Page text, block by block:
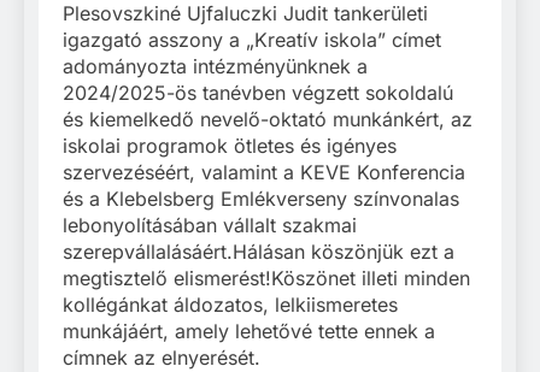
Plesovszkiné Ujfaluczki Judit tankerületi
igazgató asszony a „Kreatív iskola” címet
adományozta intézményünknek a
2024/2025-ös tanévben végzett sokoldalú
és kiemelkedő nevelő-oktató munkánkért, az
iskolai programok ötletes és igényes
szervezéséért, valamint a KEVE Konferencia
és a Klebelsberg Emlékverseny színvonalas
lebonyolításában vállalt szakmai
szerepvállalásáért.Hálásan köszönjük ezt a
megtisztelő elismerést!Köszönet illeti minden
kollégánkat áldozatos, lelkiismeretes
munkájáért, amely lehetővé tette ennek a
címnek az elnyerését.